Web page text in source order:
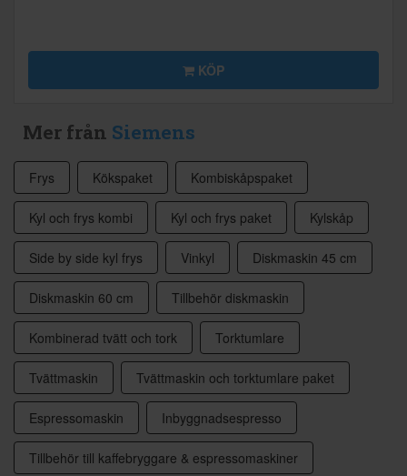
KÖP
Mer från Siemens
Frys Kökspaket Kombiskåpspaket
Kyl och frys kombi Kyl och frys paket Kylskåp
Side by side kyl frys Vinkyl Diskmaskin 45 cm
Diskmaskin 60 cm Tillbehör diskmaskin
Kombinerad tvätt och tork Torktumlare
Tvättmaskin Tvättmaskin och torktumlare paket
Espressomaskin Inbyggnadsespresso
Tillbehör till kaffebryggare & espressomaskiner